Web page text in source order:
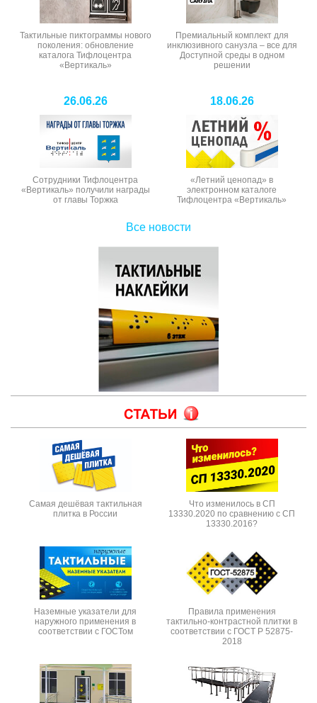
Тактильные пиктограммы нового
поколения: обновление
каталога Тифлоцентра
«Вертикаль»
Премиальный комплект для
инклюзивного санузла – все для
Доступной среды в одном
решении
26.06.26
Сотрудники Тифлоцентра
«Вертикаль» получили награды
от главы Торжка
18.06.26
«Летний ценопад» в
электронном каталоге
Тифлоцентра «Вертикаль»
Все новости
Самая дешёвая тактильная
плитка в России
Что изменилось в СП
13330.2020 по сравнению с СП
13330.2016?
Наземные указатели для
наружного применения в
соответствии с ГОСТом
Правила применения
тактильно-контрастной плитки в
соответствии с ГОСТ Р 52875-
2018